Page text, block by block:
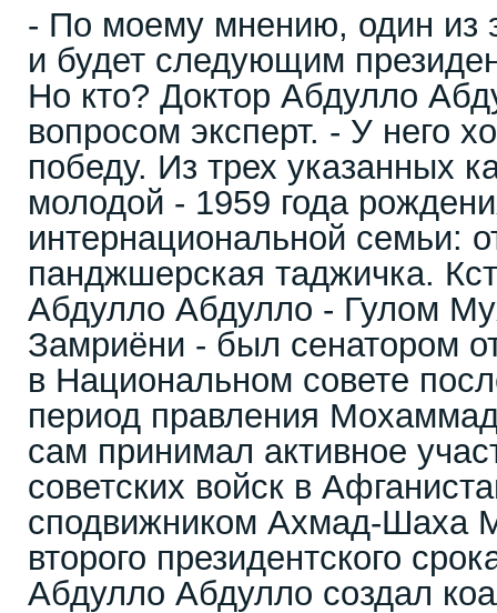
- По моему мнению, один из
и будет следующим
Но кто? Доктор Абдулло
вопросом эксперт. - У него
победу. Из трех указанных
молодой - 1959 года
интернациональной семьи:
панджшерская таджичка.
Абдулло Абдулло - Гулом
Замриёни - был сенатором
в Национальном совете
период правления
сам принимал активное
советских войск в
сподвижником Ахмад-Шаха
второго президентского
Абдулло Абдулло создал